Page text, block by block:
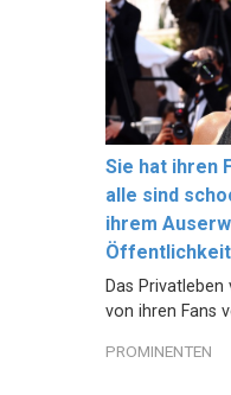
Sie hat ihren
alle sind
ihrem
Das
von ihren Fans
PROMINENTEN